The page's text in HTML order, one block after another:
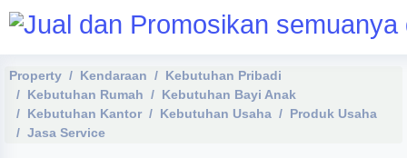
Property Kendaraan
Kebutuhan Pribadi
Kebutuhan Rumah
Kebutuhan Bayi Anak
Kebutuhan Kantor
Kebutuhan Usaha
Produk Usaha
Jasa Service